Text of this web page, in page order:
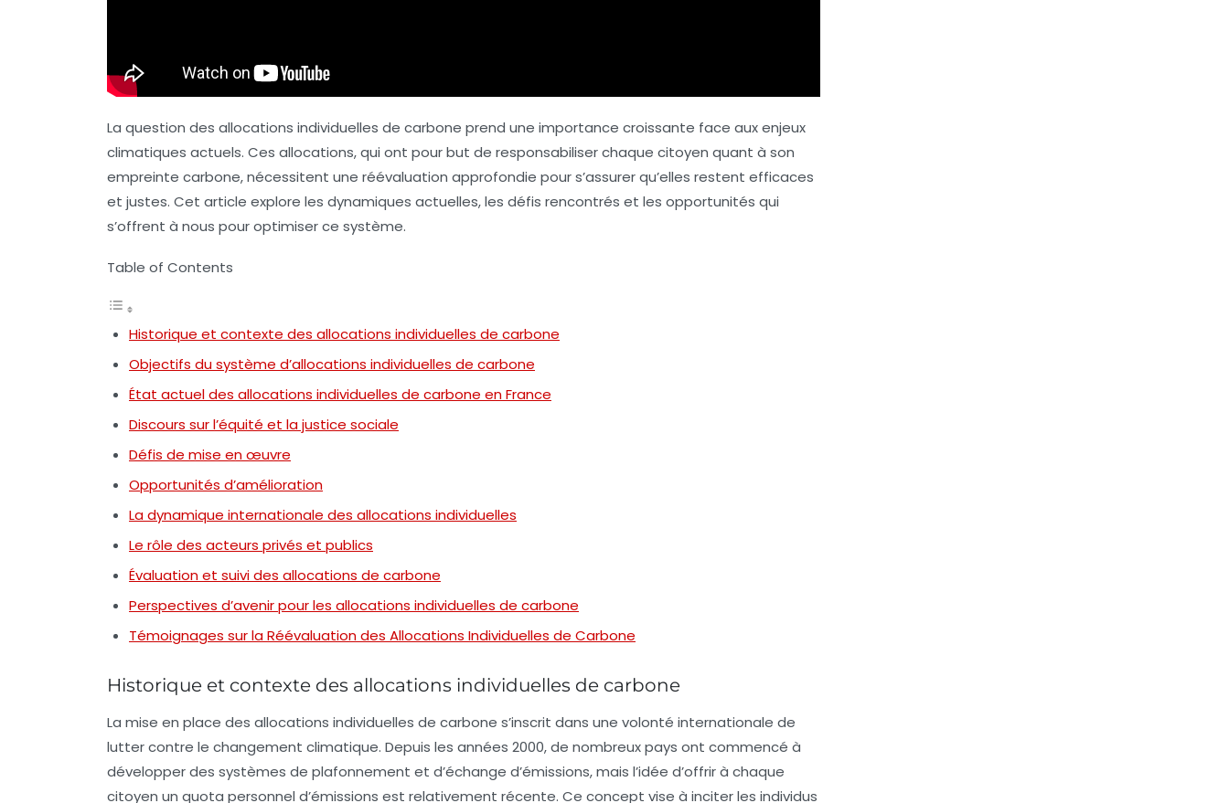
La question des allocations individuelles de carbone prend une importance croissante face aux enjeux
climatiques actuels. Ces allocations, qui ont pour but de responsabiliser chaque citoyen quant à son
empreinte carbone, nécessitent une réévaluation approfondie pour s’assurer qu’elles restent efficaces
et justes. Cet article explore les dynamiques actuelles, les défis rencontrés et les opportunités qui
s’offrent à nous pour optimiser ce système.
Table of Contents
Historique et contexte des allocations individuelles de carbone
Objectifs du système d’allocations individuelles de carbone
État actuel des allocations individuelles de carbone en France
Discours sur l’équité et la justice sociale
Défis de mise en œuvre
Opportunités d’amélioration
La dynamique internationale des allocations individuelles
Le rôle des acteurs privés et publics
Évaluation et suivi des allocations de carbone
Perspectives d’avenir pour les allocations individuelles de carbone
Témoignages sur la Réévaluation des Allocations Individuelles de Carbone
Historique et contexte des allocations individuelles de carbone
La mise en place des allocations individuelles de carbone s’inscrit dans une volonté internationale de
lutter contre le changement climatique. Depuis les années 2000, de nombreux pays ont commencé à
développer des systèmes de plafonnement et d’échange d’émissions, mais l’idée d’offrir à chaque
citoyen un quota personnel d’émissions est relativement récente. Ce concept vise à inciter les individus